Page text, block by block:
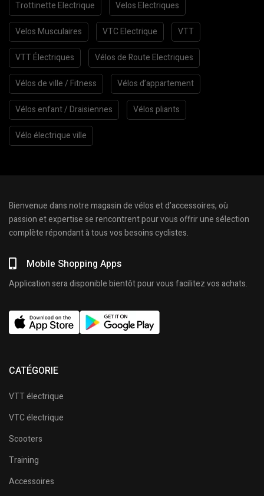
Trottinette Electrique Velos Electriques
Velos Musculaires VTC Electrique VTT
VTT Électriques Vélos de Route Electriques
Vélos de ville / Fitness Vélos d’appartement
Vélos enfant / Draisiennes Vélos pliants
Vélo électrique ville
Bienvenue dans notre magasin de vélos et d’accessoires, où
passion et expertise se rencontrent pour vous offrir une sélection
complète répondant à tous vos besoins cyclistes.
Mobile Shopping Apps
Application sera disponible bientôt pour vous facilitez vos achats.
CATÉGORIE
VTT électrique
VTC électrique
Scooters
Training
Accessoires